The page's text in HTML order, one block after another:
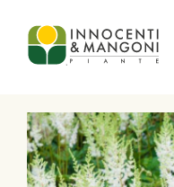
Skip to main content